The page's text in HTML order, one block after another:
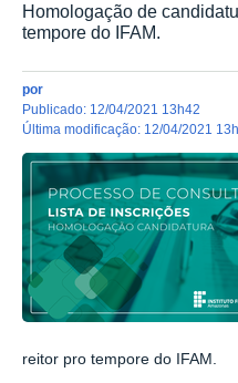
Homologação de
tempore do IFAM.
por
publicado: 12/04/2021 13h42
última modificação: 12/04/2021
reitor pro tempore do IFAM.